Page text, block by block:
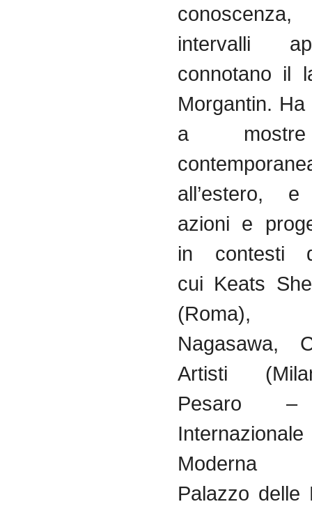
intervalli
connotano il
Morgantin.
a
all’estero, e
azioni e
in contesti
cui Keats
(Roma),
Nagasawa,
Artisti
Pesaro –
Moderna
Palazzo delle